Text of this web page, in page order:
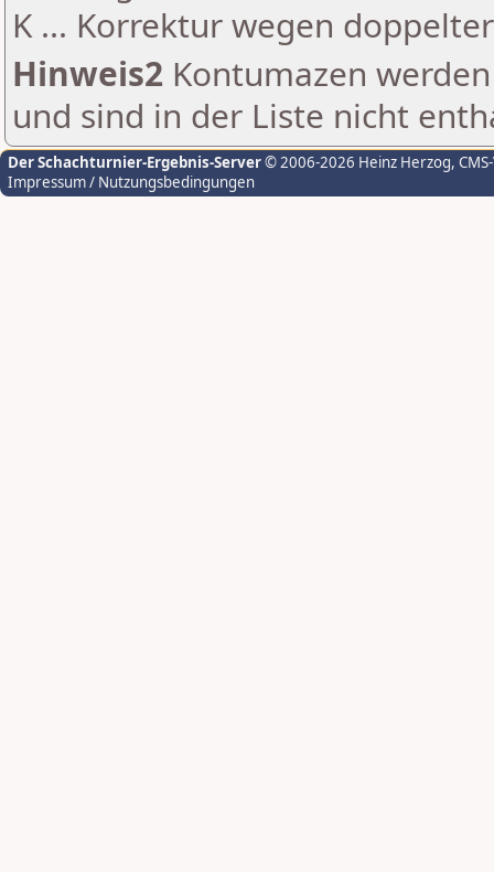
K ... Korrektur wegen
Hinweis2 Kontumazen
und sind in der Liste nicht
Der Schachturnier-Ergebnis-Server© 2006-2026 Heinz Herzog,
Impressum / Nutzungsbedingungen